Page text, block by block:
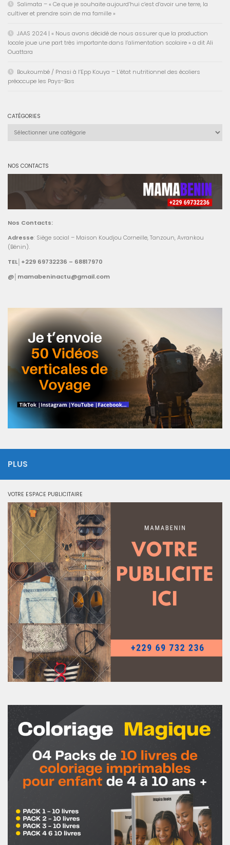
Salimata – « Ce que je souhaite aujourd’hui c’est d’avoir une terre, la
cultiver et prendre soin de ma famille »
JAAS 2024 | « Nous avons décidé de nous assurer que la production
locale joue une part très importante dans l’alimentation scolaire » a dit Ali
Ouattara
Boukoumbé / Pnasi à l’Epp Kouya – L’état nutritionnel des écoliers
préoccupe les Pays-Bas
CATÉGORIES
NOS CONTACTS
Nos Contacts:
Adresse: Siège social – Maison Koudjou Corneille, Tanzoun, Avrankou
(Bénin).
TEL│+229 69732236 – 68817970
@│mamabeninactu@gmail.com
PLUS
VOTRE ESPACE PUBLICITAIRE